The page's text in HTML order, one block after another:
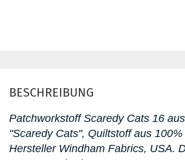
BESCHREIBUNG
Patchworkstoff Scaredy Cats 16
"Scaredy Cats", Quiltstoff aus
Hersteller Windham Fabrics, USA.